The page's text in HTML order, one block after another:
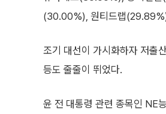
(30.00%), 원티드랩(29.89%)
조기 대선이 가시화하자 저
등도 줄줄이 뛰었다.
윤 전 대통령 관련 종목인 NE